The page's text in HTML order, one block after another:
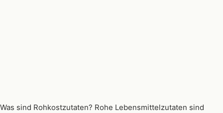
Was sind Rohkostzutaten? Rohe Lebensmittelzutaten sind